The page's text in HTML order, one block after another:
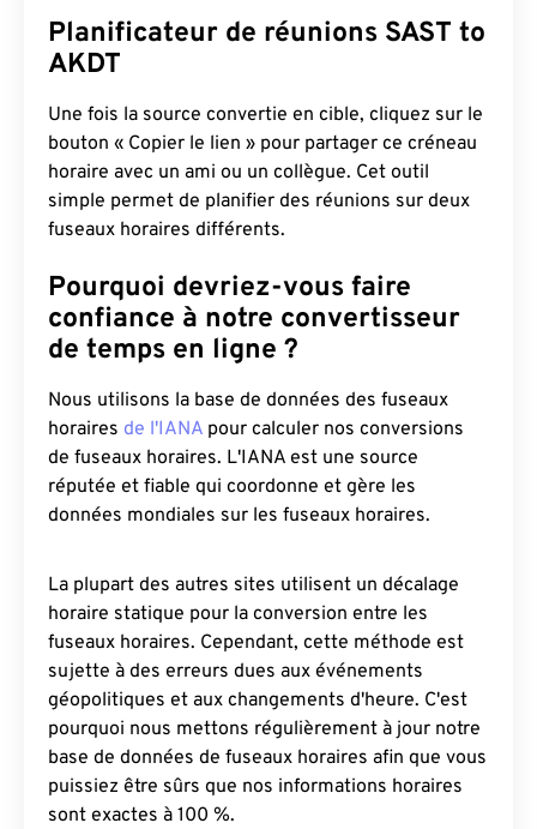
Planificateur de réunions SAST to
AKDT
Une fois la source convertie en cible, cliquez sur le
bouton « Copier le lien » pour partager ce créneau
horaire avec un ami ou un collègue. Cet outil
simple permet de planifier des réunions sur deux
fuseaux horaires différents.
Pourquoi devriez-vous faire
confiance à notre convertisseur
de temps en ligne ?
Nous utilisons la base de données des fuseaux
horaires de l'IANA pour calculer nos conversions
de fuseaux horaires. L'IANA est une source
réputée et fiable qui coordonne et gère les
données mondiales sur les fuseaux horaires.
La plupart des autres sites utilisent un décalage
horaire statique pour la conversion entre les
fuseaux horaires. Cependant, cette méthode est
sujette à des erreurs dues aux événements
géopolitiques et aux changements d'heure. C'est
pourquoi nous mettons régulièrement à jour notre
base de données de fuseaux horaires afin que vous
puissiez être sûrs que nos informations horaires
sont exactes à 100 %.